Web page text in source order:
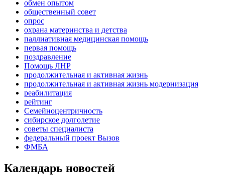
обмен опытом
общественный совет
опрос
охрана материнства и детства
паллиативная медицинская помощь
первая помощь
поздравление
Помощь ЛНР
продолжительная и активная жизнь
продолжительная и активная жизнь модернизация
реабилитация
рейтинг
Семейноцентричность
сибирское долголетие
советы специалиста
федеральный проект Вызов
ФМБА
Календарь новостей